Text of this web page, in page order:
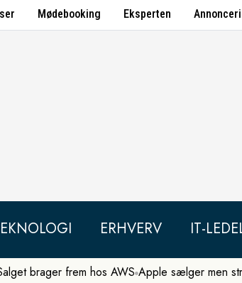
Mødebooking Eksperten
ERHVERV IT-
brager frem hos AWS Apple sælger men